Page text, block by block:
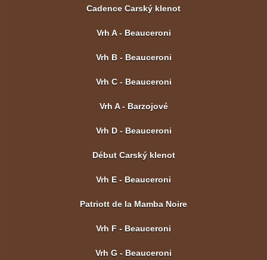
Cadence Carský klenot
Vrh A - Beauceroni
Vrh B - Beauceroni
Vrh C - Beauceroni
Vrh A - Barzojové
Vrh D - Beauceroni
Début Carský klenot
Vrh E - Beauceroni
Patriott de la Mamba Noire
Vrh F - Beauceroni
Vrh G - Beauceroni